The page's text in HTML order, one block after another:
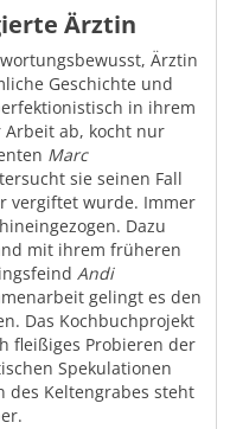
Ärztin
Ärztin
Geschichte und
in ihrem
ab, kocht nur
Marc
sie seinen Fall
vergiftet wurde. Immer
Dazu
mit ihrem früheren
Andi
gelingt es den
Das Kochbuchprojekt
fleißiges Probieren der
Spekulationen
Keltengrabes steht